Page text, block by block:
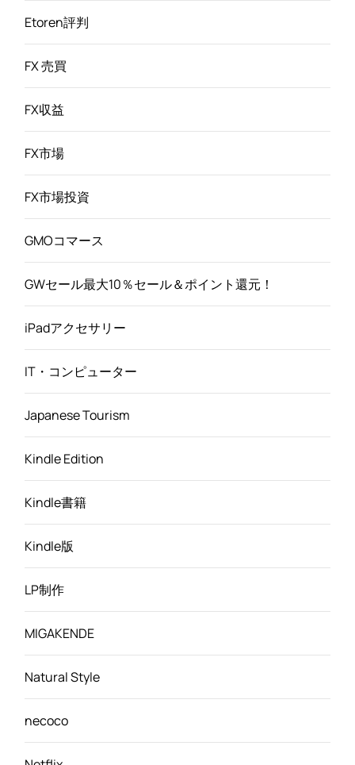
Etoren評判
FX 売買
FX収益
FX市場
FX市場投資
GMOコマース
GWセール最大10％セール＆ポイント還元！
iPadアクセサリー
IT・コンピューター
Japanese Tourism
Kindle Edition
Kindle書籍
Kindle版
LP制作
MIGAKENDE
Natural Style
necoco